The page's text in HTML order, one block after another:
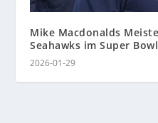
Mike Macdonalds
Seahawks im Super
2026-01-29